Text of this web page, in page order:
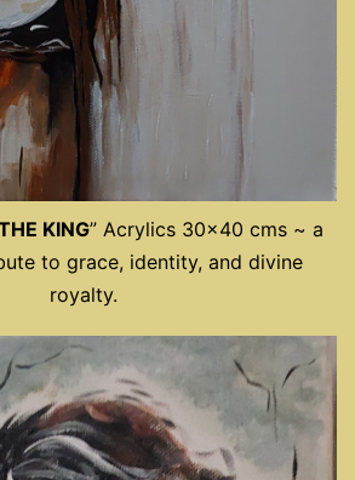
KING” Acrylics 30×40 cms ~ a
to grace, identity, and divine
royalty.